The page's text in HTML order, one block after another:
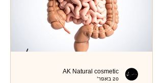
AK Natural cosmetic
20 באפר׳